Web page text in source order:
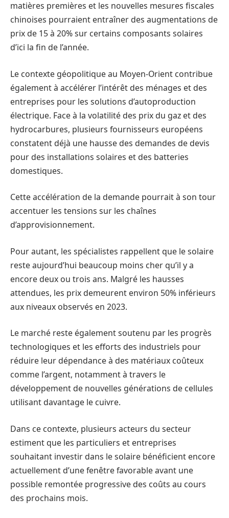
matières premières et les nouvelles mesures fiscales
chinoises pourraient entraîner des augmentations de
prix de 15 à 20% sur certains composants solaires
d’ici la fin de l’année.
Le contexte géopolitique au Moyen-Orient contribue
également à accélérer l’intérêt des ménages et des
entreprises pour les solutions d’autoproduction
électrique. Face à la volatilité des prix du gaz et des
hydrocarbures, plusieurs fournisseurs européens
constatent déjà une hausse des demandes de devis
pour des installations solaires et des batteries
domestiques.
Cette accélération de la demande pourrait à son tour
accentuer les tensions sur les chaînes
d’approvisionnement.
Pour autant, les spécialistes rappellent que le solaire
reste aujourd’hui beaucoup moins cher qu’il y a
encore deux ou trois ans. Malgré les hausses
attendues, les prix demeurent environ 50% inférieurs
aux niveaux observés en 2023.
Le marché reste également soutenu par les progrès
technologiques et les efforts des industriels pour
réduire leur dépendance à des matériaux coûteux
comme l’argent, notamment à travers le
développement de nouvelles générations de cellules
utilisant davantage le cuivre.
Dans ce contexte, plusieurs acteurs du secteur
estiment que les particuliers et entreprises
souhaitant investir dans le solaire bénéficient encore
actuellement d’une fenêtre favorable avant une
possible remontée progressive des coûts au cours
des prochains mois.